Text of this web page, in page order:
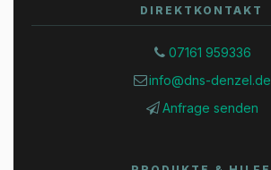
DIREKTKONTAKT
07161 959336
info@dns-denzel.de
Anfrage senden